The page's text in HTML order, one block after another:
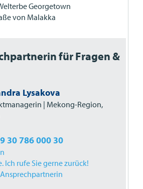
Georgetown
von Malakka
für Fragen &
Lysakova
| Mekong-Region,
30 786 000 30
Ich rufe Sie gerne zurück!